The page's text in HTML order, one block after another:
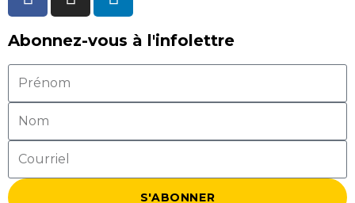
Abonnez-vous à l'infolettre
S'ABONNER